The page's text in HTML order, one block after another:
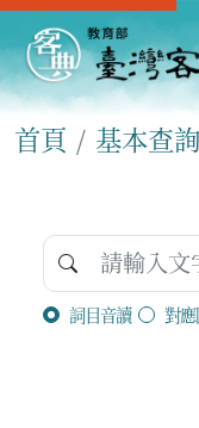
首頁 基本查詢
詞目音讀 對